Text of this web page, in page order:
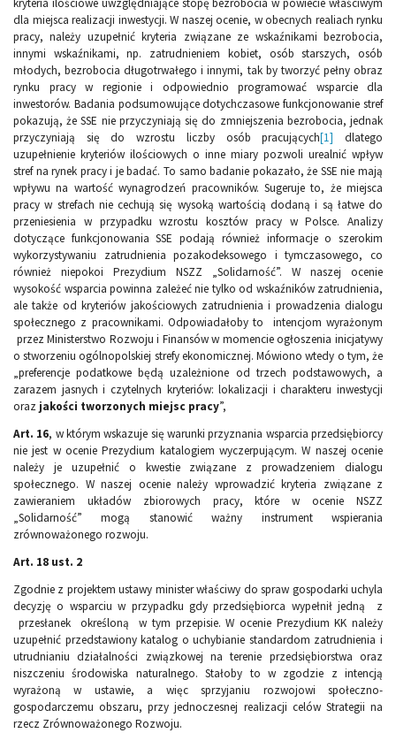
kryteria ilościowe uwzględniające stopę bezrobocia w powiecie właściwym
dla miejsca realizacji inwestycji. W naszej ocenie, w obecnych realiach rynku
pracy, należy uzupełnić kryteria związane ze wskaźnikami bezrobocia,
innymi wskaźnikami, np. zatrudnieniem kobiet, osób starszych, osób
młodych, bezrobocia długotrwałego i innymi, tak by tworzyć pełny obraz
rynku pracy w regionie i odpowiednio programować wsparcie dla
inwestorów. Badania podsumowujące dotychczasowe funkcjonowanie stref
pokazują, że SSE nie przyczyniają się do zmniejszenia bezrobocia, jednak
przyczyniają się do wzrostu liczby osób pracujących[1] dlatego
uzupełnienie kryteriów ilościowych o inne miary pozwoli urealnić wpływ
stref na rynek pracy i je badać. To samo badanie pokazało, że SSE nie mają
wpływu na wartość wynagrodzeń pracowników. Sugeruje to, że miejsca
pracy w strefach nie cechują się wysoką wartością dodaną i są łatwe do
przeniesienia w przypadku wzrostu kosztów pracy w Polsce. Analizy
dotyczące funkcjonowania SSE podają również informacje o szerokim
wykorzystywaniu zatrudnienia pozakodeksowego i tymczasowego, co
również niepokoi Prezydium NSZZ „Solidarność”. W naszej ocenie
wysokość wsparcia powinna zależeć nie tylko od wskaźników zatrudnienia,
ale także od kryteriów jakościowych zatrudnienia i prowadzenia dialogu
społecznego z pracownikami. Odpowiadałoby to intencjom wyrażonym
przez Ministerstwo Rozwoju i Finansów w momencie ogłoszenia inicjatywy
o stworzeniu ogólnopolskiej strefy ekonomicznej. Mówiono wtedy o tym, że
„preferencje podatkowe będą uzależnione od trzech podstawowych, a
zarazem jasnych i czytelnych kryteriów: lokalizacji i charakteru inwestycji
oraz jakości tworzonych miejsc pracy”,
Art. 16, w którym wskazuje się warunki przyznania wsparcia przedsiębiorcy
nie jest w ocenie Prezydium katalogiem wyczerpującym. W naszej ocenie
należy je uzupełnić o kwestie związane z prowadzeniem dialogu
społecznego. W naszej ocenie należy wprowadzić kryteria związane z
zawieraniem układów zbiorowych pracy, które w ocenie NSZZ
„Solidarność” mogą stanowić ważny instrument wspierania
zrównoważonego rozwoju.
Art. 18 ust. 2
Zgodnie z projektem ustawy minister właściwy do spraw gospodarki uchyla
decyzję o wsparciu w przypadku gdy przedsiębiorca wypełnił jedną z
przesłanek określoną w tym przepisie. W ocenie Prezydium KK należy
uzupełnić przedstawiony katalog o uchybianie standardom zatrudnienia i
utrudnianiu działalności związkowej na terenie przedsiębiorstwa oraz
niszczeniu środowiska naturalnego. Stałoby to w zgodzie z intencją
wyrażoną w ustawie, a więc sprzyjaniu rozwojowi społeczno-
gospodarczemu obszaru, przy jednoczesnej realizacji celów Strategii na
rzecz Zrównoważonego Rozwoju.